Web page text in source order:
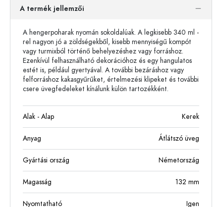
A termék jellemzői
A hengerpoharak nyomán sokoldalúak. A legkisebb 340 ml -
rel nagyon jó a zöldségekből, kisebb mennyiségű kompót
vagy turmixból történő behelyezéshez vagy forráshoz.
Ezenkívül felhasználható dekorációhoz és egy hangulatos
estét is, például gyertyával. A további bezáráshoz vagy
felforráshoz kakasgyűrűket, értelmezési klipeket és további
csere üvegfedeleket kínálunk külön tartozékként.
Alak - Alap Kerek
Anyag Átlátszó üveg
Gyártási ország Németország
Magasság 132 mm
Nyomtatható Igen